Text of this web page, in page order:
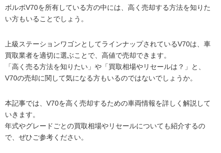
ボルボV70を所有している方の中には、高く売却する方法を知りた
い方もいることでしょう。
上級ステーションワゴンとしてラインナップされているV70は、車
買取業者を適切に選ぶことで、高値で売却できます。
「高く売る方法を知りたい」や「買取相場やリセールは？」と、
V70の売却に関して気になる方もいるのではないでしょうか。
本記事では、V70を高く売却するための車両情報を詳しく解説して
いきます。
年式やグレードごとの買取相場やリセールについても紹介するの
で、ぜひご参考ください。